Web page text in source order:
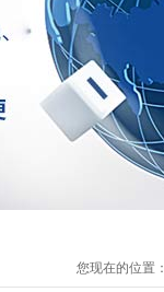
您现在的位置：